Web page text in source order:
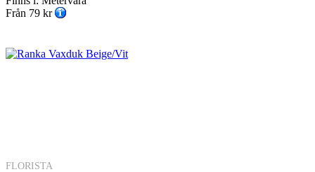
Från 79 kr
FLORISTA